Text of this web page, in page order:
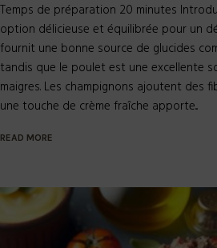
Temps de préparation 20 minutes
option délicieuse et équilibrée pour un
fournit une bonne source de glucides
tandis que le poulet est une excellente
maigres. Les champignons ajoutent des
une touche de crème fraîche apporte...
READ MORE